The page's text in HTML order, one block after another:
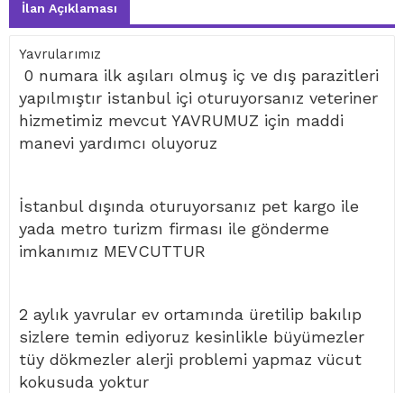
İlan Açıklaması
Yavrularımız
0 numara ilk aşıları olmuş iç ve dış parazitleri
yapılmıştır istanbul içi oturuyorsanız veteriner
hizmetimiz mevcut YAVRUMUZ için maddi
manevi yardımcı oluyoruz
İstanbul dışında oturuyorsanız pet kargo ile
yada metro turizm firması ile gönderme
imkanımız MEVCUTTUR
2 aylık yavrular ev ortamında üretilip bakılıp
sizlere temin ediyoruz kesinlikle büyümezler
tüy dökmezler alerji problemi yapmaz vücut
kokusuda yoktur